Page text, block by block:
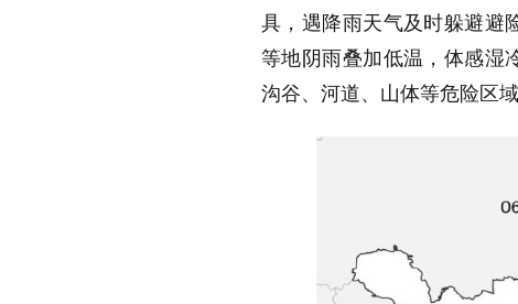
具，遇降雨天气及时躲避避
等地阴雨叠加低温，体感湿
沟谷、河道、山体等危险区